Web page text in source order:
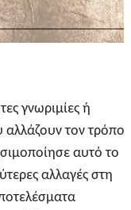
γνωριμίες ή
αλλάζουν τον τρόπο
αυτό το
αλλαγές στη